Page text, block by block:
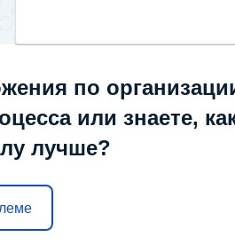
по
или знаете,
лучше?